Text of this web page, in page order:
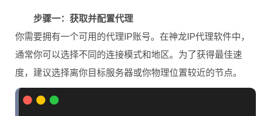
步骤一：获取并配置代理
你需要拥有一个可用的代理IP账号。在神龙IP代理软件中，
通常你可以选择不同的连接模式和地区。为了获得最佳速
度，建议选择离你目标服务器或你物理位置较近的节点。